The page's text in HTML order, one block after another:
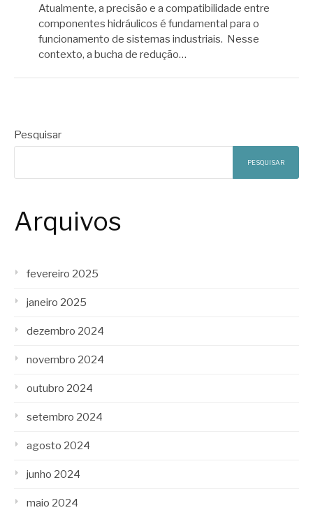
Atualmente, a precisão e a compatibilidade entre
componentes hidráulicos é fundamental para o
funcionamento de sistemas industriais. Nesse
contexto, a bucha de redução…
Pesquisar
PESQUISAR
Arquivos
fevereiro 2025
janeiro 2025
dezembro 2024
novembro 2024
outubro 2024
setembro 2024
agosto 2024
junho 2024
maio 2024